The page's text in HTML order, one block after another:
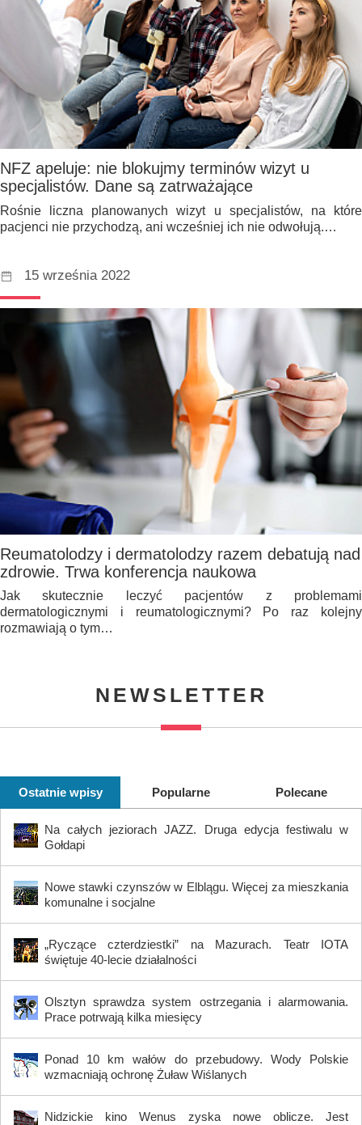
NFZ apeluje: nie blokujmy terminów wizyt u
specjalistów. Dane są zatrważające
Rośnie liczna planowanych wizyt u specjalistów, na które
pacjenci nie przychodzą, ani wcześniej ich nie odwołują.…
15 września 2022
Reumatolodzy i dermatolodzy razem debatują nad
zdrowie. Trwa konferencja naukowa
Jak skutecznie leczyć pacjentów z problemami
dermatologicznymi i reumatologicznymi? Po raz kolejny
rozmawiają o tym…
NEWSLETTER
Ostatnie wpisy Popularne Polecane
Na całych jeziorach JAZZ. Druga edycja festiwalu w
Gołdapi
Nowe stawki czynszów w Elblągu. Więcej za mieszkania
komunalne i socjalne
„Ryczące czterdziestki” na Mazurach. Teatr IOTA
świętuje 40-lecie działalności
Olsztyn sprawdza system ostrzegania i alarmowania.
Prace potrwają kilka miesięcy
Ponad 10 km wałów do przebudowy. Wody Polskie
wzmacniają ochronę Żuław Wiślanych
Nidzickie kino Wenus zyska nowe oblicze. Jest